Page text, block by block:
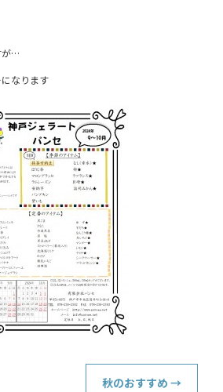
が…
なります
秋のおすすめ →